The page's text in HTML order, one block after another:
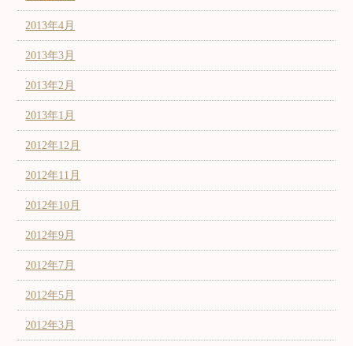
2013年4月
2013年3月
2013年2月
2013年1月
2012年12月
2012年11月
2012年10月
2012年9月
2012年7月
2012年5月
2012年3月